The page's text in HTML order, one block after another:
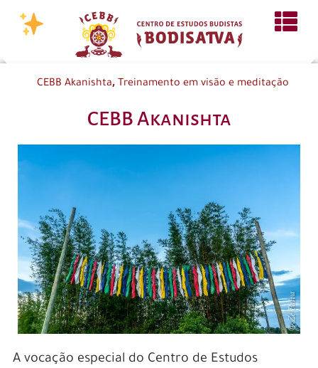
CEBB Akanishta, Treinamento em visão e meditação
CEBB Akanishta
A vocação especial do Centro de Estudos